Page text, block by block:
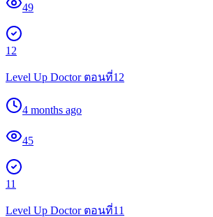
49
12
Level Up Doctor ตอนที่12
4 months ago
45
11
Level Up Doctor ตอนที่11